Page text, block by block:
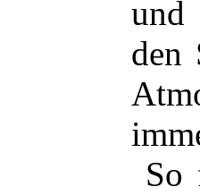
und
den
So